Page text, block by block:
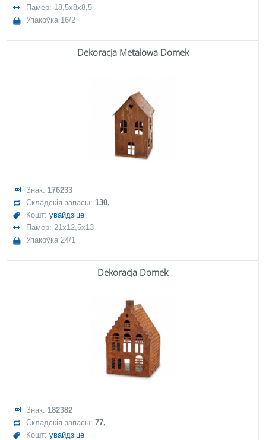
Памер: 18,5x8x8,5
Упакоўка 16/2
Dekoracja Metalowa Domek
Знак: 176233
Складскія запасы:130,
Кошт:увайдзіце
Памер: 21x12,5x13
Упакоўка 24/1
Dekoracja Domek
Знак: 182382
Складскія запасы:77,
Кошт:увайдзіце